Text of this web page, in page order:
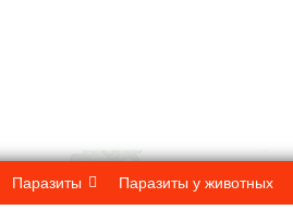
Паразиты Паразиты у животных